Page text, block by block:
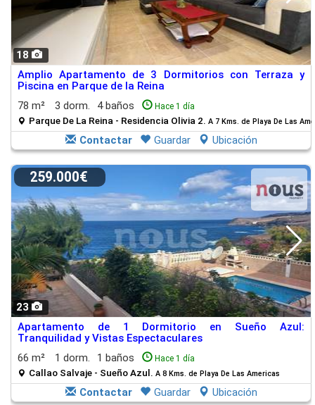
18
Amplio Apartamento de 3 Dormitorios con Terraza y
Piscina en Parque de la Reina
78 m²
3 dorm. 4 baños Hace 1 día
Parque De La Reina - Residencia Olivia 2. A 7 Kms. de Playa De Las
Contactar Guardar Ubicación
23
259.000€
Apartamento de 1 Dormitorio en Sueño Azul:
Tranquilidad y Vistas Espectaculares
66 m²
1 dorm. 1 baños Hace 1 día
Callao Salvaje - Sueño Azul. A 8 Kms. de Playa De Las Americas
Contactar Guardar Ubicación